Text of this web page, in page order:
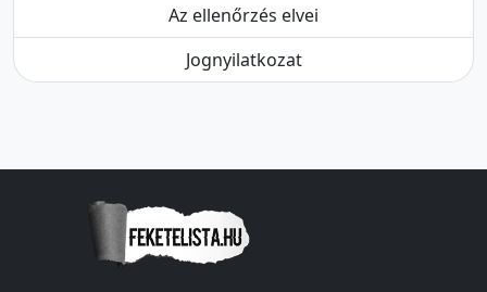
Az ellenőrzés elvei
Jognyilatkozat